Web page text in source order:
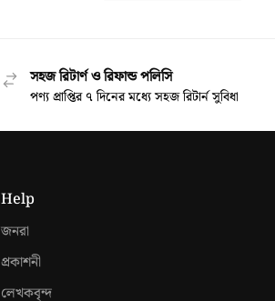
সহজ রিটার্ণ ও রিফান্ড পলিসি
পণ্য প্রাপ্তির ৭ দিনের মধ্যে সহজ রিটার্ন সুবিধা
Help
জনরা
প্রকাশনী
লেখকবৃন্দ